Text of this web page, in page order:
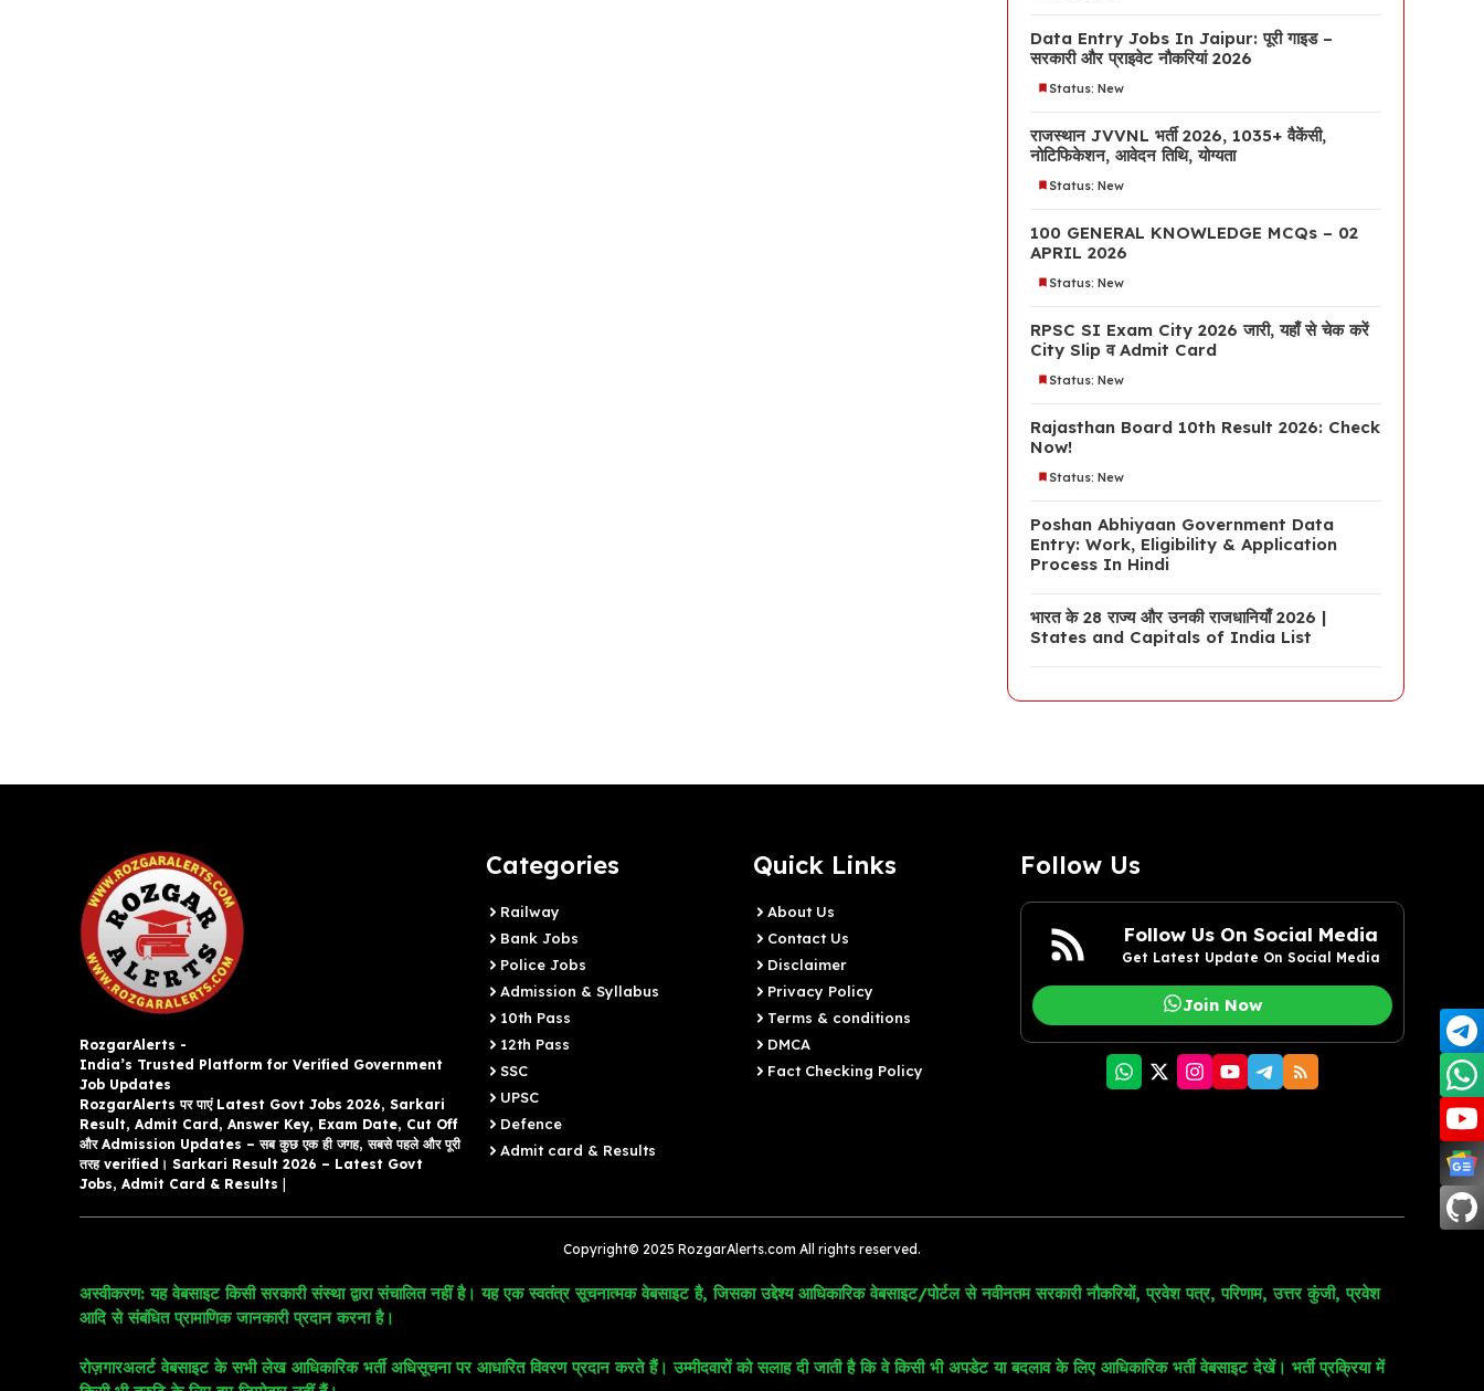
Data Entry Jobs In Jaipur: पूरी गाइड –
सरकारी और प्राइवेट नौकरियां 2026
Status: New
राजस्थान JVVNL भर्ती 2026, 1035+ वैकेंसी,
नोटिफिकेशन, आवेदन तिथि, योग्यता
Status: New
100 GENERAL KNOWLEDGE MCQs – 02
APRIL 2026
Status: New
RPSC SI Exam City 2026 जारी, यहाँ से चेक करें
City Slip व Admit Card
Status: New
Rajasthan Board 10th Result 2026: Check
Now!
Status: New
Poshan Abhiyaan Government Data
Entry: Work, Eligibility & Application
Process In Hindi
भारत के 28 राज्य और उनकी राजधानियाँ 2026 |
States and Capitals of India List
RozgarAlerts -
India’s Trusted Platform for Verified Government
Job Updates
RozgarAlerts पर पाएं Latest Govt Jobs 2026, Sarkari
Result, Admit Card, Answer Key, Exam Date, Cut Off
और Admission Updates – सब कुछ एक ही जगह, सबसे पहले और पूरी
तरह verified। Sarkari Result 2026 – Latest Govt
Jobs, Admit Card & Results
Categories
Railway
Bank Jobs
Police Jobs
Admission & Syllabus
10th Pass
12th Pass
SSC
UPSC
Defence
Admit card & Results
Quick Links
About Us
Contact Us
Disclaimer
Privacy Policy
Terms & conditions
DMCA
Fact Checking Policy
Follow Us
Follow Us On Social Media
Get Latest Update On Social Media
Join Now
Copyright© 2025 RozgarAlerts.com All rights reserved.
अस्वीकरण: यह वेबसाइट किसी सरकारी संस्था द्वारा संचालित नहीं है। यह एक स्वतंत्र सूचनात्मक वेबसाइट है, जिसका उद्देश्य आधिकारिक वेबसाइट/पोर्टल से नवीनतम सरकारी नौकरियों, प्रवेश पत्र, परिणाम, उत्तर कुंजी, प्रवेश
आदि से संबंधित प्रामाणिक जानकारी प्रदान करना है।
रोज़गारअलर्ट वेबसाइट के सभी लेख आधिकारिक भर्ती अधिसूचना पर आधारित विवरण प्रदान करते हैं। उम्मीदवारों को सलाह दी जाती है कि वे किसी भी अपडेट या बदलाव के लिए आधिकारिक भर्ती वेबसाइट देखें। भर्ती प्रक्रिया में